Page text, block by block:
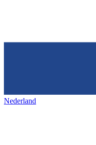
Nederland